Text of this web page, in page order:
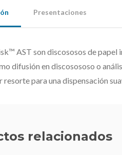
Presentaciones
AST son discososos de
difusión en discosososo o
resorte para una dispensación
relacionados